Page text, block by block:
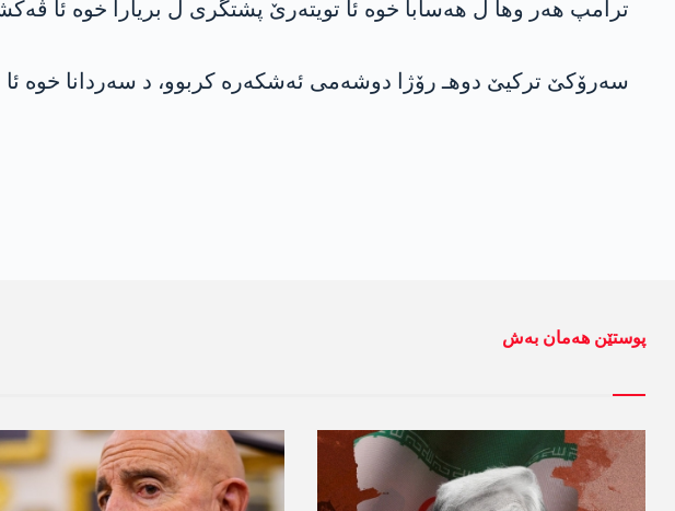
ترامپ هه‌ر وها ل هه‌سابا خوه‌ ئا تویته‌رێ پشتگری ل بریارا خوه‌ ئا
سه‌رۆكێ تركیێ دوهـ رۆژا دوشه‌می ئه‌شكه‌ره‌ كربوو، د سه‌ردانا خوه‌
پوستێن ھەمان بەش